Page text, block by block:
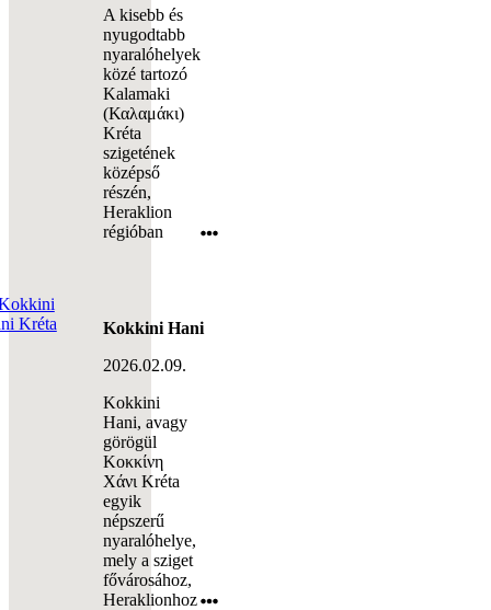
A kisebb és
nyugodtabb
nyaralóhelyek
közé tartozó
Kalamaki
(Καλαμάκι)
Kréta
szigetének
középső
részén,
Heraklion
régióban
Kokkini Hani
2026.02.09.
Kokkini
Hani, avagy
görögül
Κοκκίνη
Χάνι Kréta
egyik
népszerű
nyaralóhelye,
mely a sziget
fővárosához,
Heraklionhoz